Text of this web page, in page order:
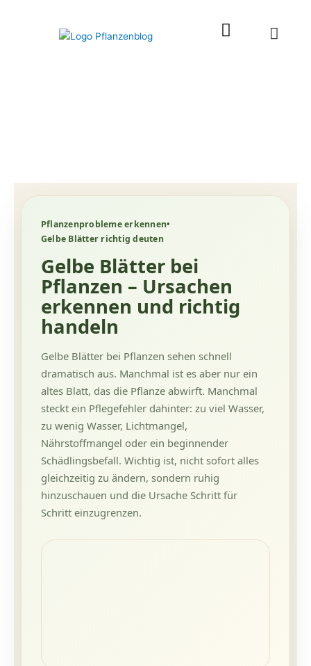
Pflanzenprobleme erkennen•
Gelbe Blätter richtig deuten
Gelbe Blätter bei
Pflanzen – Ursachen
erkennen und richtig
handeln
Gelbe Blätter bei Pflanzen sehen schnell
dramatisch aus. Manchmal ist es aber nur ein
altes Blatt, das die Pflanze abwirft. Manchmal
steckt ein Pflegefehler dahinter: zu viel Wasser,
zu wenig Wasser, Lichtmangel,
Nährstoffmangel oder ein beginnender
Schädlingsbefall. Wichtig ist, nicht sofort alles
gleichzeitig zu ändern, sondern ruhig
hinzuschauen und die Ursache Schritt für
Schritt einzugrenzen.